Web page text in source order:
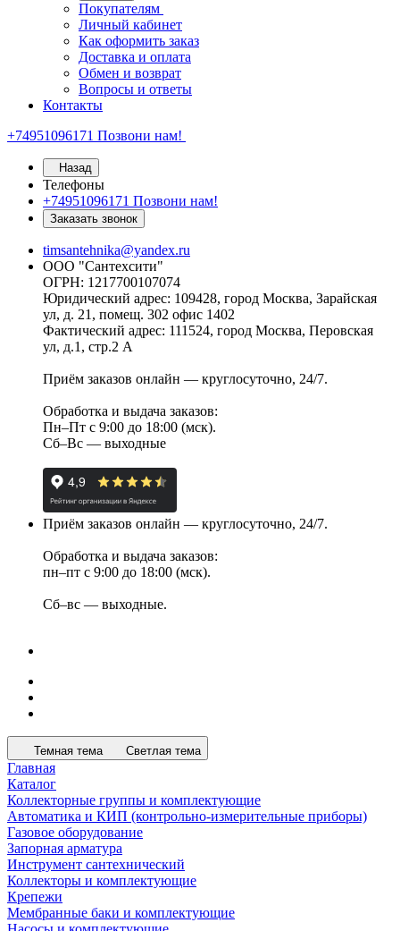
Покупателям
Личный кабинет
Как оформить заказ
Доставка и оплата
Обмен и возврат
Вопросы и ответы
Контакты
+74951096171 Позвони нам!
Назад
Телефоны
+74951096171 Позвони нам!
Заказать звонок
timsantehnika@yandex.ru
ООО "Сантехсити"
ОГРН: 1217700107074
Юридический адрес: 109428, город Москва, Зарайская
ул, д. 21, помещ. 302 офис 1402
Фактический адрес: 111524, город Москва, Перовская
ул, д.1, стр.2 А
Приём заказов онлайн — круглосуточно, 24/7.
Обработка и выдача заказов:
Пн–Пт с 9:00 до 18:00 (мск).
Сб–Вс — выходные
Приём заказов онлайн — круглосуточно, 24/7.
Обработка и выдача заказов:
пн–пт с 9:00 до 18:00 (мск).
Сб–вс — выходные.
Темная тема Светлая тема
Главная
Каталог
Коллекторные группы и комплектующие
Автоматика и КИП (контрольно-измерительные приборы)
Газовое оборудование
Запорная арматура
Инструмент сантехнический
Коллекторы и комплектующие
Крепежи
Мембранные баки и комплектующие